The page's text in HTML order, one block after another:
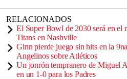
RELACIONADOS
El Super Bowl de 2030 será en el
Titans en Nashville
Ginn pierde juego sin hits en la
Angelinos sobre Atléticos
Un jonrón tempranero de Miguel
en un 1-0 para los Padres